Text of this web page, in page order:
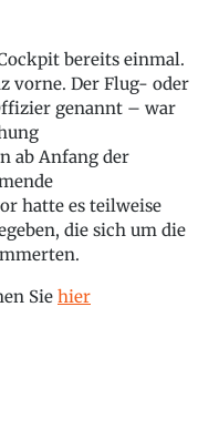
bereits einmal.
vorne. Der Flug- oder
genannt – war
ab Anfang der
hatte es teilweise
die sich um die
Sie hier